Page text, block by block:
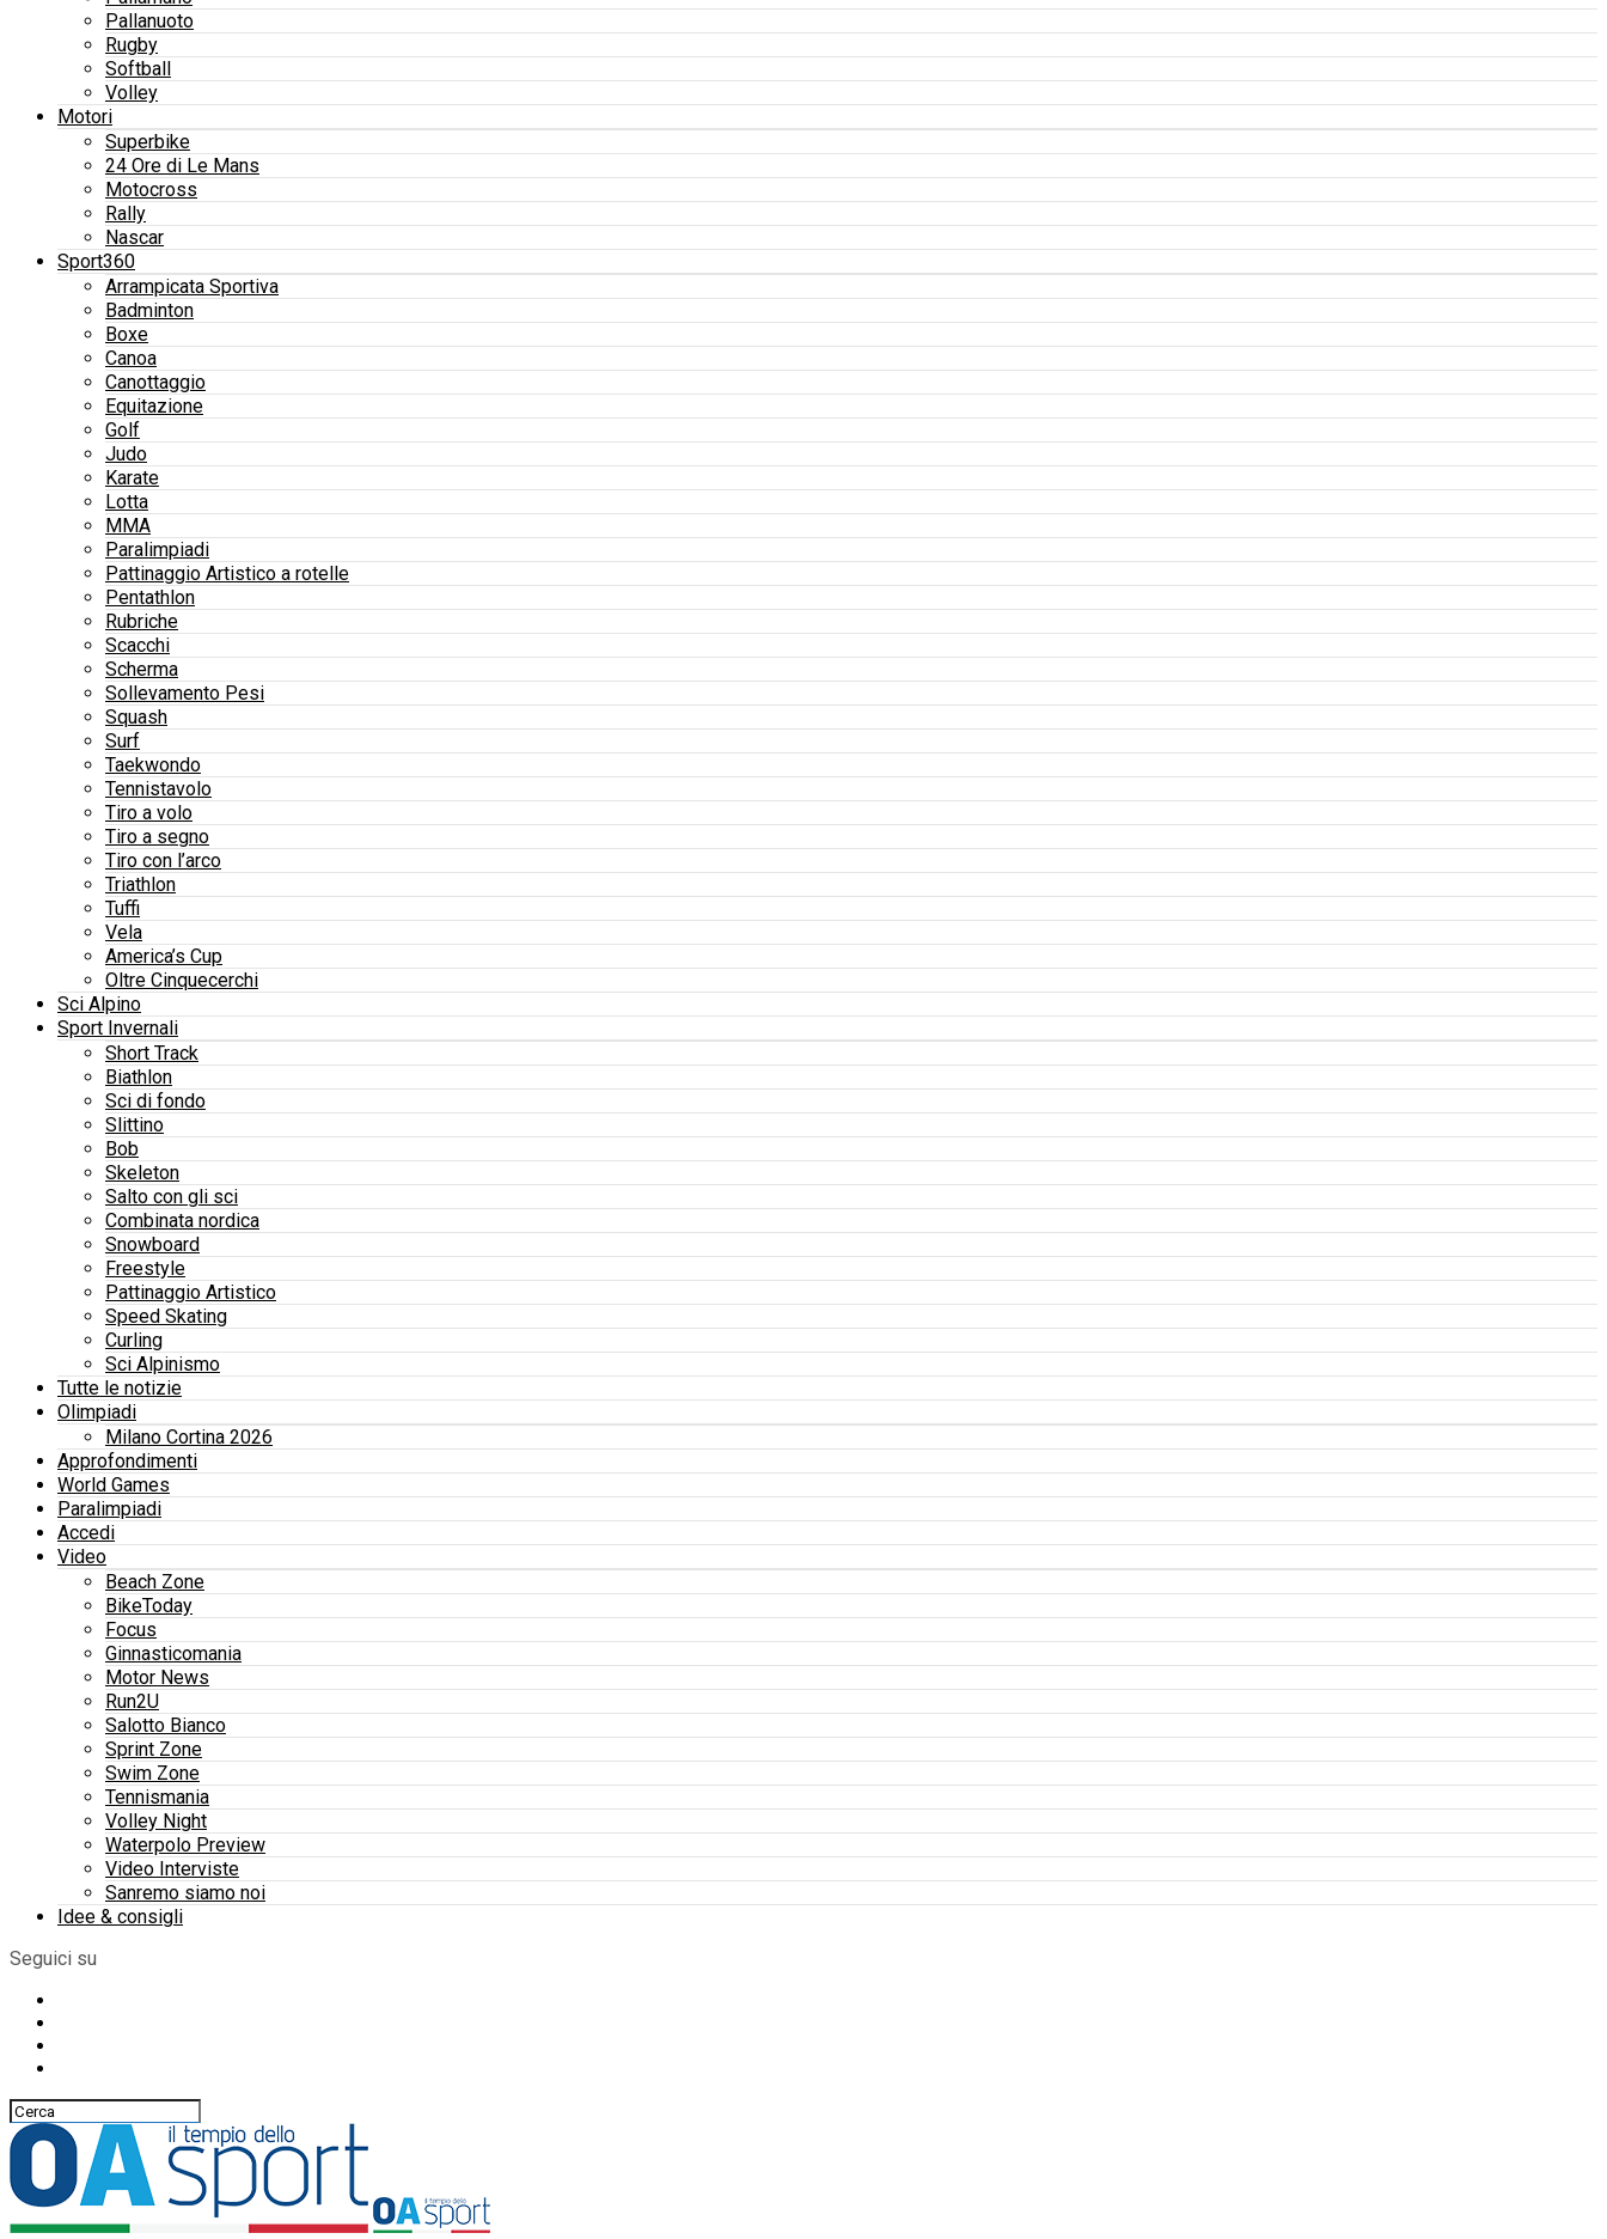
Pallanuoto
Rugby
Softball
Volley
Motori
Superbike
24 Ore di Le Mans
Motocross
Rally
Nascar
Sport360
Arrampicata Sportiva
Badminton
Boxe
Canoa
Canottaggio
Equitazione
Golf
Judo
Karate
Lotta
MMA
Paralimpiadi
Pattinaggio Artistico a rotelle
Pentathlon
Rubriche
Scacchi
Scherma
Sollevamento Pesi
Squash
Surf
Taekwondo
Tennistavolo
Tiro a volo
Tiro a segno
Tiro con l’arco
Triathlon
Tuffi
Vela
America’s Cup
Oltre Cinquecerchi
Sci Alpino
Sport Invernali
Short Track
Biathlon
Sci di fondo
Slittino
Bob
Skeleton
Salto con gli sci
Combinata nordica
Snowboard
Freestyle
Pattinaggio Artistico
Speed Skating
Curling
Sci Alpinismo
Tutte le notizie
Olimpiadi
Milano Cortina 2026
Approfondimenti
World Games
Paralimpiadi
Accedi
Video
Beach Zone
BikeToday
Focus
Ginnasticomania
Motor News
Run2U
Salotto Bianco
Sprint Zone
Swim Zone
Tennismania
Volley Night
Waterpolo Preview
Video Interviste
Sanremo siamo noi
Idee & consigli
Seguici su